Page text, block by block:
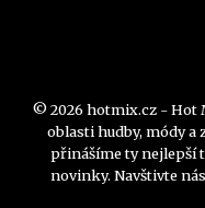
© 2026 hotmix.cz - Hot
oblasti hudby, módy a
přinášíme ty nejlepší
novinky. Navštivte